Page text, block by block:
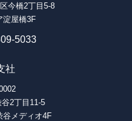
今橋2丁目5-8
淀屋橋3F
5033
社
2丁目11-5
谷メディオ4F